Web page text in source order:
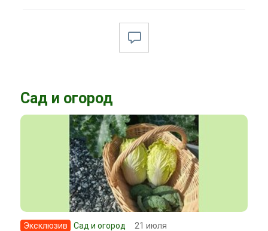
Сад и огород
Эксклюзив Сад и огород 21 июля